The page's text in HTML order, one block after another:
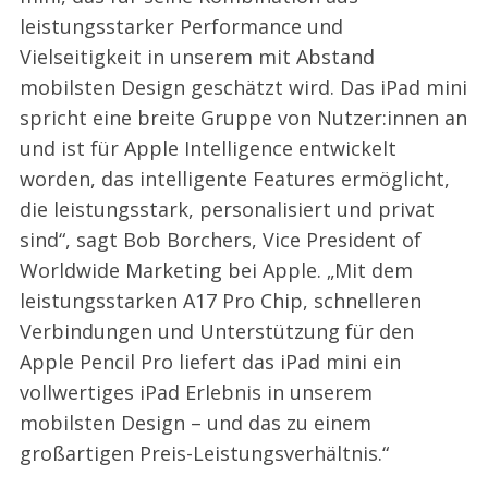
leistungsstarker Performance und
Vielseitigkeit in unserem mit Abstand
mobilsten Design geschätzt wird. Das iPad mini
spricht eine breite Gruppe von Nutzer:innen an
und ist für Apple Intelligence entwickelt
worden, das intelligente Features ermöglicht,
die leistungsstark, personalisiert und privat
sind“, sagt Bob Borchers, Vice President of
Worldwide Marketing bei Apple. „Mit dem
leistungsstarken A17 Pro Chip, schnelleren
Verbindungen und Unterstützung für den
Apple Pencil Pro liefert das iPad mini ein
vollwertiges iPad Erlebnis in unserem
mobilsten Design – und das zu einem
großartigen Preis-Leistungsverhältnis.“